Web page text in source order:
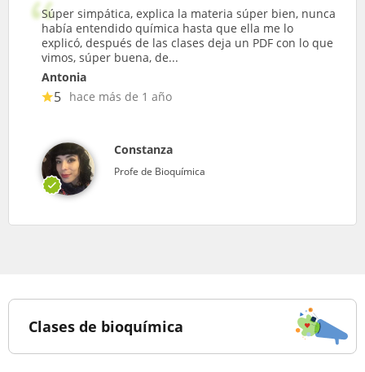
Súper simpática, explica la materia súper bien, nunca
había entendido química hasta que ella me lo
explicó, después de las clases deja un PDF con lo que
vimos, súper buena, de...
Antonia
5 hace más de 1 año
Constanza
Profe de Bioquímica
Clases de bioquímica